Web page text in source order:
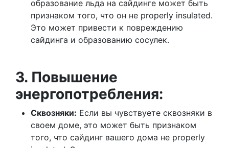
образование льда на сайдинге может быть
признаком того, что он не properly insulated.
Это может привести к повреждению
сайдинга и образованию сосулек.
3. Повышение
энергопотребления:
Сквозняки: Если вы чувствуете сквозняки в
своем доме, это может быть признаком
того, что сайдинг вашего дома не properly